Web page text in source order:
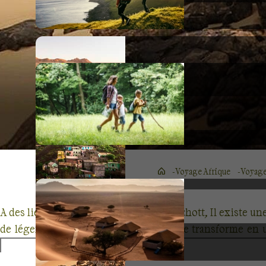
Voyage Afrique
A des lieux de la ville récente de Nouakchott, Il existe
de légende, et untrek en Mauritaniese transforme en
dromadairesà la quête de pâturages dans un désert qui